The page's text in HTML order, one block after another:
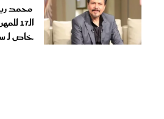
محمد
خاص لـ